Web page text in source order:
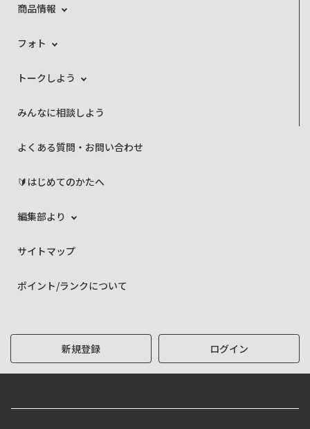
商品情報
フォト
トークしよう
みんなに相談しよう
よくある質問・お問い合わせ
🔰はじめてのかたへ
編集部より
サイトマップ
ポイント/ランクについて
新規登録 ログイン